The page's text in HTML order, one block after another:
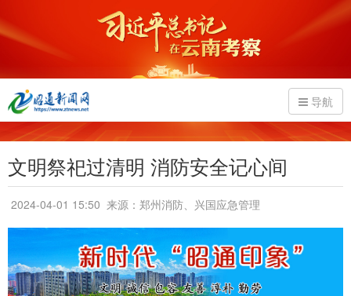
导航
文明祭祀过清明 消防安全记心间
2024-04-01 15:50 来源：郑州消防、兴国应急管理